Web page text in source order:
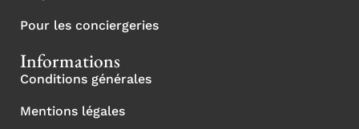
Pour les conciergeries
Informations
Conditions générales
Mentions légales